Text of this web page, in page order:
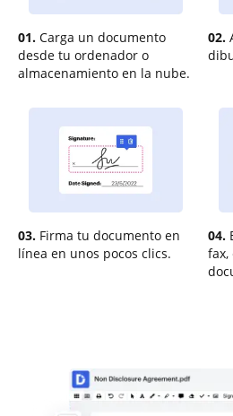
01. Carga un documento
desde tu ordenador o
almacenamiento en la nube.
02.
03. Firma tu documento en
línea en unos pocos clics.
04.
fax,